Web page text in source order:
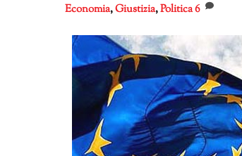
Economia,Giustizia,Politica6